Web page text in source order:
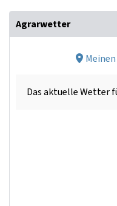
Agrarwetter
Das aktuelle Wetter